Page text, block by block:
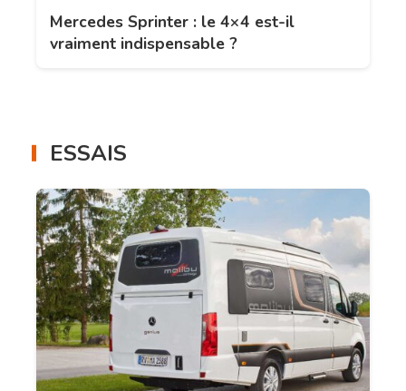
Mercedes Sprinter : le 4×4 est-il
vraiment indispensable ?
ESSAIS